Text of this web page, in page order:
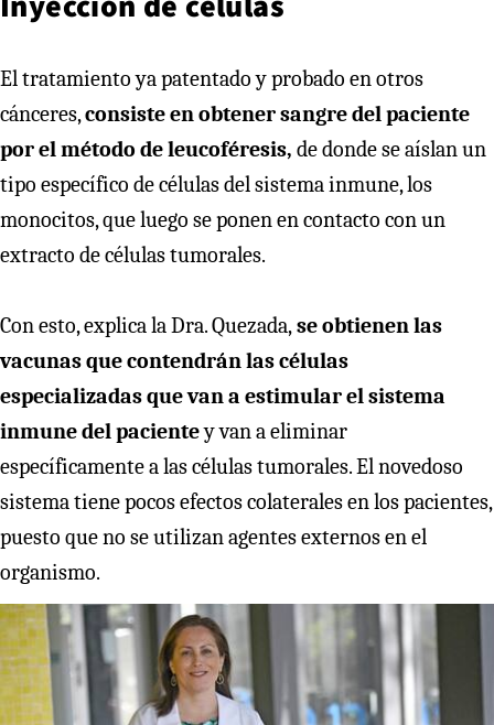
El tratamiento ya patentado y probado en otros
cánceres,consiste en obtener sangre del paciente
por el método de leucoféresis, de donde se aíslan un
tipo específico de células del sistema inmune, los
monocitos, que luego se ponen en contacto con un
extracto de células tumorales.
Con esto, explica la Dra. Quezada,se obtienen las
vacunas que contendrán las células
especializadas que van a estimular el sistema
inmune del pacientey van a eliminar
específicamente a las células tumorales. El novedoso
sistema tiene pocos efectos colaterales en los pacientes,
puesto que no se utilizan agentes externos en el
organismo.